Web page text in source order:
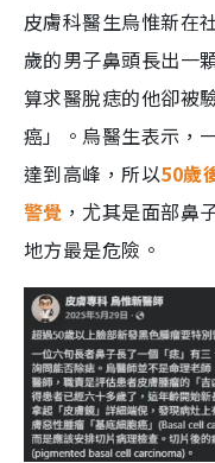
皮膚科醫生烏惟新在
歲的男子鼻頭長出一
算求醫脫痣的他卻被
癌」。烏醫生表示，
達到高峰，所以50歲
警覺 ，尤其是面部鼻
地方最是危險。